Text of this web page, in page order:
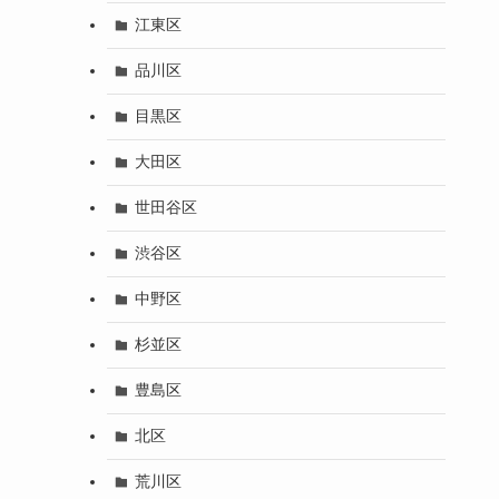
江東区
品川区
目黒区
大田区
世田谷区
渋谷区
中野区
杉並区
豊島区
北区
荒川区